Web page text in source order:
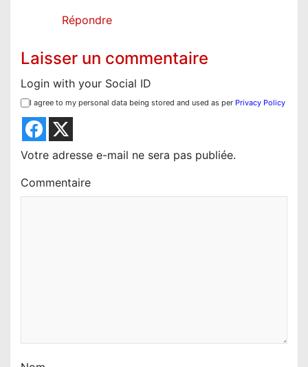
Répondre
Laisser un commentaire
Login with your Social ID
I agree to my personal data being stored and used as per Privacy Policy
Votre adresse e-mail ne sera pas publiée.
Commentaire